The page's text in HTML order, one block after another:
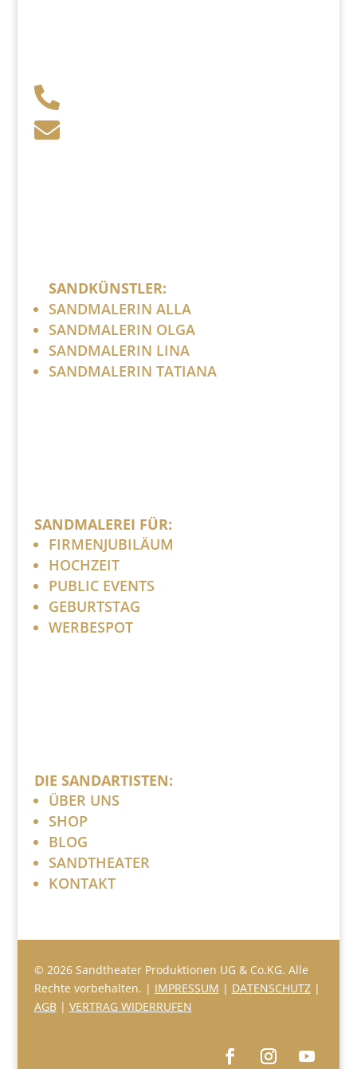


SANDKÜNSTLER:
SANDMALERIN ALLA
SANDMALERIN OLGA
SANDMALERIN LINA
SANDMALERIN TATIANA
SANDMALEREI FÜR:
FIRMENJUBILÄUM
HOCHZEIT
PUBLIC EVENTS
GEBURTSTAG
WERBESPOT
DIE SANDARTISTEN:
ÜBER UNS
SHOP
BLOG
SANDTHEATER
KONTAKT
© 2026 Sandtheater Produktionen UG & Co.KG. Alle
Rechte vorbehalten. | IMPRESSUM | DATENSCHUTZ|
AGB| VERTRAG WIDERRUFEN